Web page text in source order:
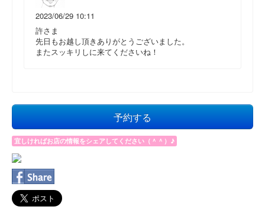
2023/06/29 10:11
許さま
先日もお越し頂きありがとうございました。
またスッキリしに来てくださいね！
予約する
宜しければお店の情報をシェアしてください（＾＾）♪